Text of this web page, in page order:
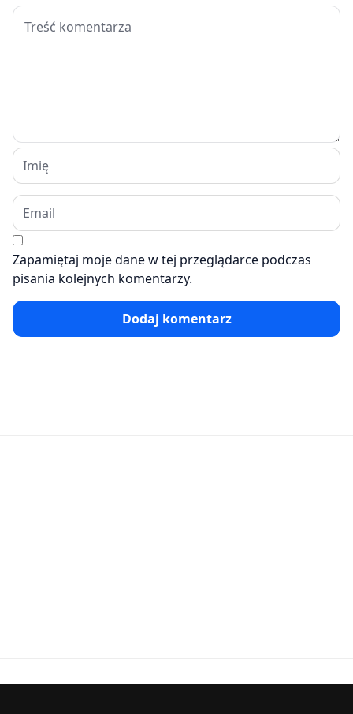
Zapamiętaj moje dane w tej przeglądarce podczas
pisania kolejnych komentarzy.
Dodaj komentarz